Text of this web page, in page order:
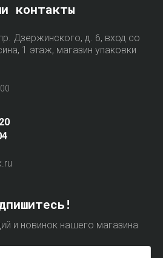
контакты
Дзержинского, д. 6, вход со
1 этаж, магазин упаковки
и новинок нашего магазина